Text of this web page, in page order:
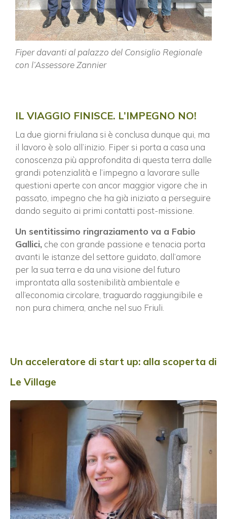
Fiper davanti al palazzo del Consiglio Regionale
con l’Assessore Zannier
IL VIAGGIO FINISCE. L’IMPEGNO NO!
La due giorni friulana si è conclusa dunque qui, ma
il lavoro è solo all’inizio. Fiper si porta a casa una
conoscenza più approfondita di questa terra dalle
grandi potenzialità e l’impegno a lavorare sulle
questioni aperte con ancor maggior vigore che in
passato, impegno che ha già iniziato a perseguire
dando seguito ai primi contatti post-missione.
Un sentitissimo ringraziamento va a Fabio
Gallici, che con grande passione e tenacia porta
avanti le istanze del settore guidato, dall’amore
per la sua terra e da una visione del futuro
improntata alla sostenibilità ambientale e
all’economia circolare, traguardo raggiungibile e
non pura chimera, anche nel suo Friuli.
Un acceleratore di start up: alla scoperta di
Le Village